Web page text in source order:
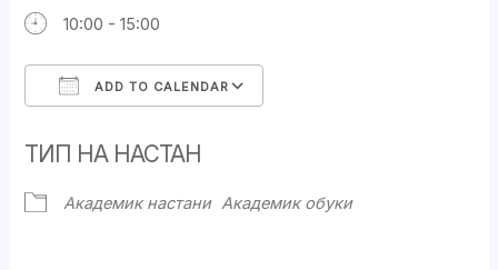
10:00 - 15:00
ADD TO CALENDAR
ТИП НА НАСТАН
Академик настани Академик обуки